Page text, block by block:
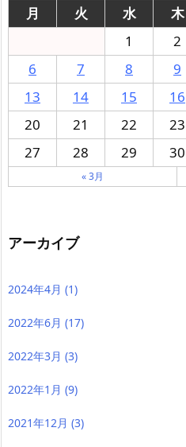
月
火 水 木
1
2
6
7 8 9
13
14 15 16
20
21 22 23
27
28 29 30
« 3月
アーカイブ
2024年4月 (1)
2022年6月 (17)
2022年3月 (3)
2022年1月 (9)
2021年12月 (3)